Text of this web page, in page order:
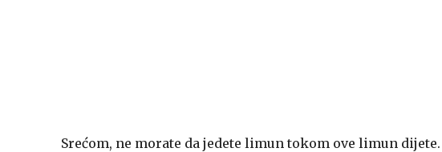
Srećom, ne morate da jedete limun tokom ove limun